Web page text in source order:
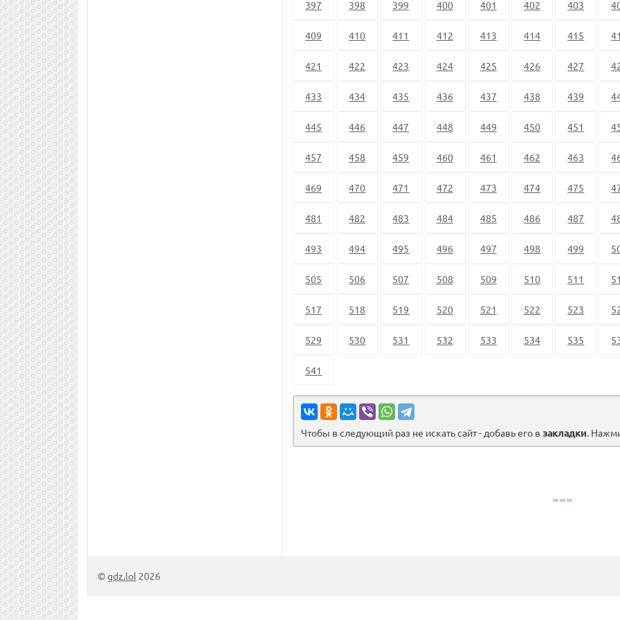
397 398 399 400 401 402 403
409 410 411 412 413 414 415
421 422 423 424 425 426 427
433 434 435 436 437 438 439
445 446 447 448 449 450 451
457 458 459 460 461 462 463
469 470 471 472 473 474 475
481 482 483 484 485 486 487
493 494 495 496 497 498 499
505 506 507 508 509 510 511
517 518 519 520 521 522 523
529 530 531 532 533 534 535
541
Чтобы в следующий раз не искать сайт - добавь его в закладки.
©gdz.lol 2026